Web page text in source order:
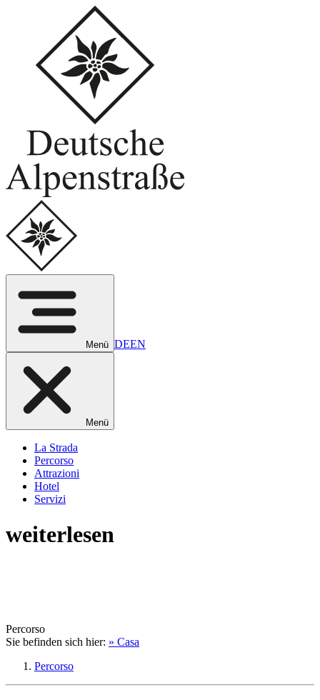
Menü DEEN
Menü
La Strada
Percorso
Attrazioni
Hotel
Servizi
weiterlesen
Percorso
Sie befinden sich hier: » Casa
Percorso